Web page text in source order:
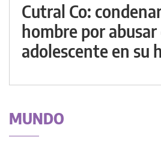
Cutral Co:
hombre por abusar
adolescente en su
MUNDO